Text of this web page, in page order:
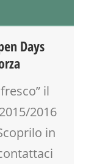
Days
il
2016
in